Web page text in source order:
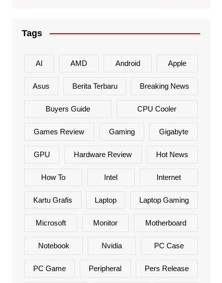
Tags
AI AMD Android Apple
Asus Berita Terbaru Breaking News
Buyers Guide CPU Cooler
Games Review Gaming Gigabyte
GPU Hardware Review Hot News
How To Intel Internet
Kartu Grafis Laptop Laptop Gaming
Microsoft Monitor Motherboard
Notebook Nvidia PC Case
PC Game Peripheral Pers Release